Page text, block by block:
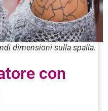
dimensioni sulla spalla.
con